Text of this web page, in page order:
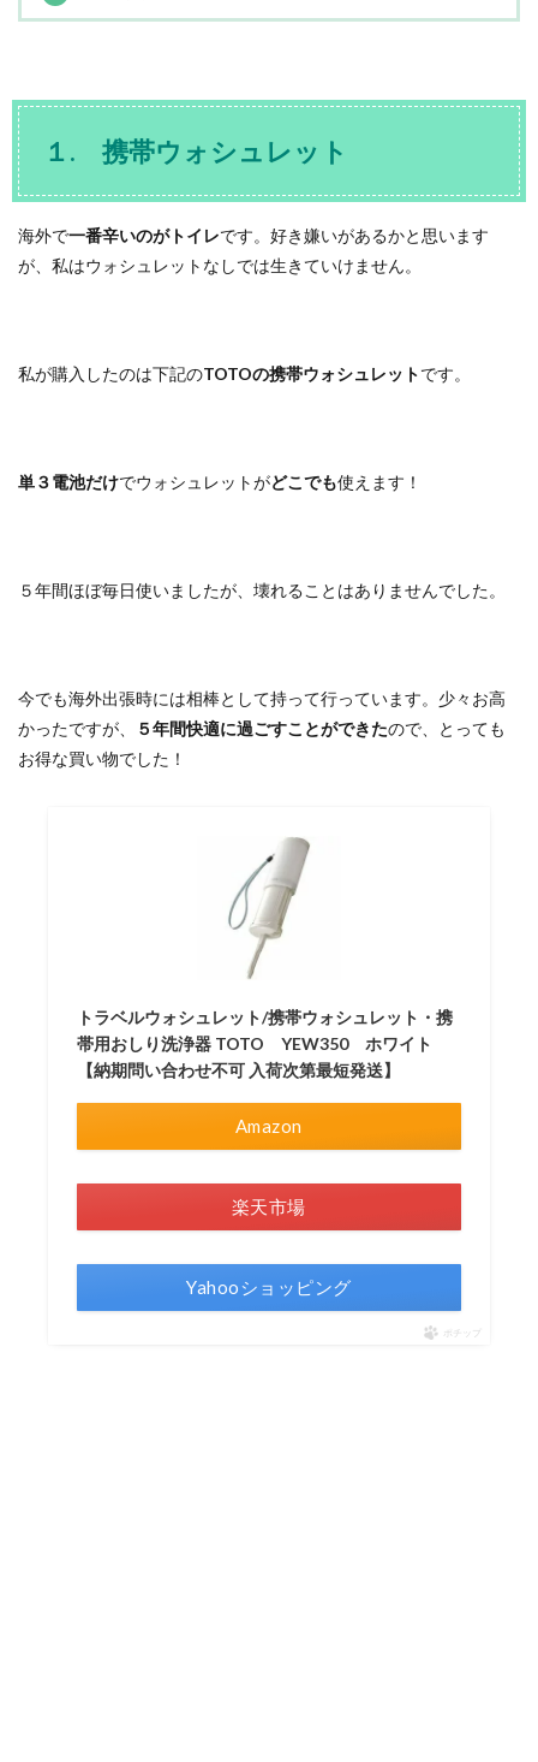
１. 携帯ウォシュレット
海外で一番辛いのがトイレです。好き嫌いがあるかと思います
が、私はウォシュレットなしでは生きていけません。
私が購入したのは下記のTOTOの携帯ウォシュレットです。
単３電池だけでウォシュレットがどこでも使えます！
５年間ほぼ毎日使いましたが、壊れることはありませんでした。
今でも海外出張時には相棒として持って行っています。少々お高
かったですが、
５年間快適に過ごすことができたので、とっても
お得な買い物でした！
トラベルウォシュレット/携帯ウォシュレット・携
帯用おしり洗浄器 TOTO YEW350 ホワイト
【納期問い合わせ不可 入荷次第最短発送】
Amazon
楽天市場
Yahooショッピング
ポチップ